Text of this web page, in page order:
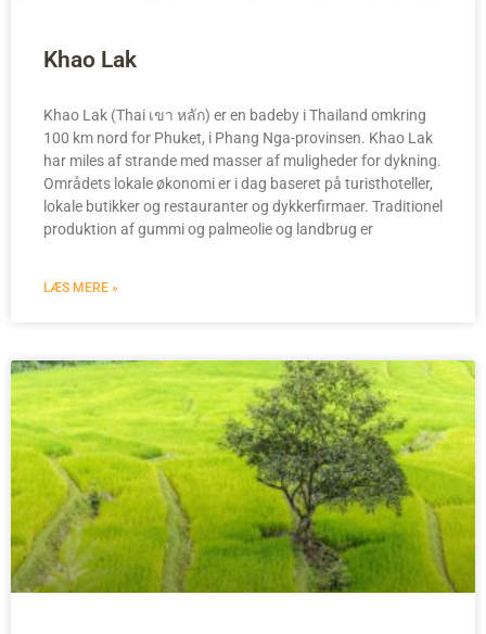
Khao Lak
Khao Lak (Thai เขา หลัก) er en badeby i Thailand omkring
100 km nord for Phuket, i Phang Nga-provinsen. Khao Lak
har miles af strande med masser af muligheder for dykning.
Områdets lokale økonomi er i dag baseret på turisthoteller,
lokale butikker og restauranter og dykkerfirmaer. Traditionel
produktion af gummi og palmeolie og landbrug er
LÆS MERE »